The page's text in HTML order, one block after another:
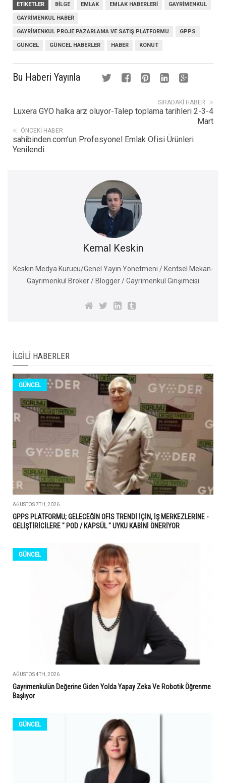
ETIKETLER BILGE EMLAK EMLAK HABERLERI GAYRIMENKUL
GAYRIMENKUL HABER
GAYRIMENKUL PROJE PAZARLAMA VE SATIŞ PLATFORMU GPPS
GÜNCEL GÜNCEL HABERLER HABER KONUT
Bu Haberi Yayınla
SIRADAKI HABER
Luxera GYO halka arz oluyor-Talep toplama tarihleri 2-3-4
Mart
ÖNCEKI HABER
sahibinden.com’un Profesyonel Emlak Ofisi Ürünleri
Yenilendi
Kemal Keskin
Keskin Medya Kurucu/Genel Yayın Yönetmeni / Kentsel Mekan-
Gayrimenkul Broker / Blogger / Gayrimenkul Girişimcisi
İLGILI HABERLER
GÜNCEL
AĞUSTOS 7TH, 2026
GPPS PLATFORMU; GELECEĞİN OFİS TRENDİ İÇİN, İŞ MERKEZLERİNE -
GELİŞTİRİCİLERE " POD / KAPSÜL " UYKU KABİNİ ÖNERİYOR
GÜNCEL
AĞUSTOS 4TH, 2026
Gayrimenkulün Değerine Giden Yolda Yapay Zeka Ve Robotik Öğrenme
Başlıyor
GÜNCEL